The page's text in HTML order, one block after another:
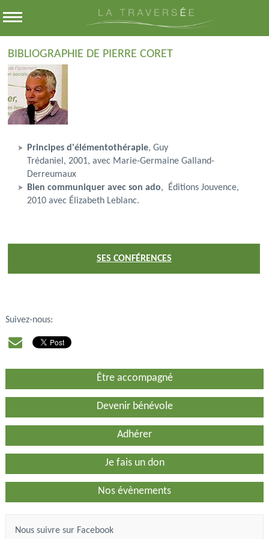
BIBLIOGRAPHIE DE PIERRE CORET
Principes d'élémentothérapie,Guy
Trédaniel,2001, avec Marie-Germaine Galland-
Derreumaux
Bien communiquer avec son ado,
Éditions Jouvence,
2010avec É lizabeth Leblanc.
SES CONFÉRENCES
Suivez-nous:
Être accompagné
Devenir bénévole
Adhérer
Je fais un don
Nos évènements
Nous suivre sur Facebook